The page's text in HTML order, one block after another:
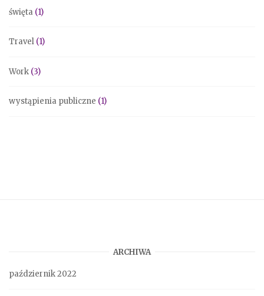
święta (1)
Travel (1)
Work (3)
wystąpienia publiczne (1)
ARCHIWA
październik 2022